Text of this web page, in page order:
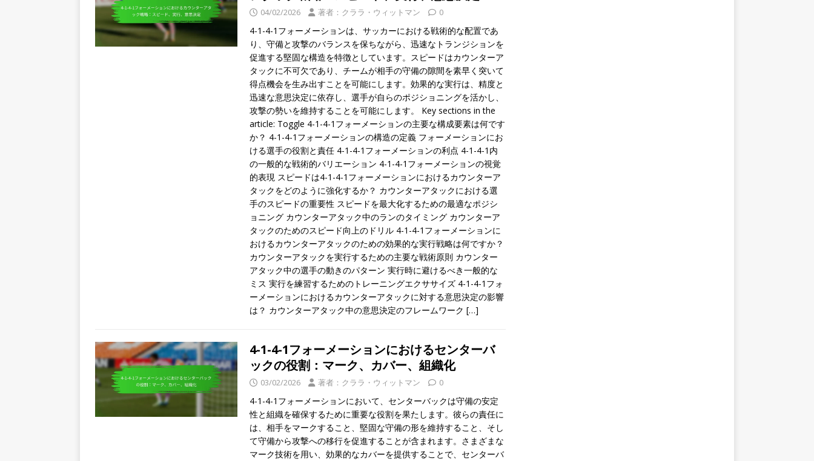
04/02/2026 著者：クララ・ウィットマン 0
4-1-4-1フォーメーションは、サッカーにおける戦術的な配置であ
り、守備と攻撃のバランスを保ちながら、迅速なトランジションを
促進する堅固な構造を特徴としています。スピードはカウンターア
タックに不可欠であり、チームが相手の守備の隙間を素早く突いて
得点機会を生み出すことを可能にします。効果的な実行は、精度と
迅速な意思決定に依存し、選手が自らのポジショニングを活かし、
攻撃の勢いを維持することを可能にします。 Key sections in the
article: Toggle 4-1-4-1フォーメーションの主要な構成要素は何です
か？ 4-1-4-1フォーメーションの構造の定義 フォーメーションにお
ける選手の役割と責任 4-1-4-1フォーメーションの利点 4-1-4-1内
の一般的な戦術的バリエーション 4-1-4-1フォーメーションの視覚
的表現 スピードは4-1-4-1フォーメーションにおけるカウンターア
タックをどのように強化するか？ カウンターアタックにおける選
手のスピードの重要性 スピードを最大化するための最適なポジシ
ョニング カウンターアタック中のランのタイミング カウンターア
タックのためのスピード向上のドリル 4-1-4-1フォーメーションに
おけるカウンターアタックのための効果的な実行戦略は何ですか？
カウンターアタックを実行するための主要な戦術原則 カウンター
アタック中の選手の動きのパターン 実行時に避けるべき一般的な
ミス 実行を練習するためのトレーニングエクササイズ 4-1-4-1フォ
ーメーションにおけるカウンターアタックに対する意思決定の影響
は？ カウンターアタック中の意思決定のフレームワーク […]
4-1-4-1フォーメーションにおけるセンターバ
ックの役割：マーク、カバー、組織化
03/02/2026 著者：クララ・ウィットマン 0
4-1-4-1フォーメーションにおいて、センターバックは守備の安定
性と組織を確保するために重要な役割を果たします。彼らの責任に
は、相手をマークすること、堅固な守備の形を維持すること、そし
て守備から攻撃への移行を促進することが含まれます。さまざまな
マーク技術を用い、効果的なカバーを提供することで、センターバ